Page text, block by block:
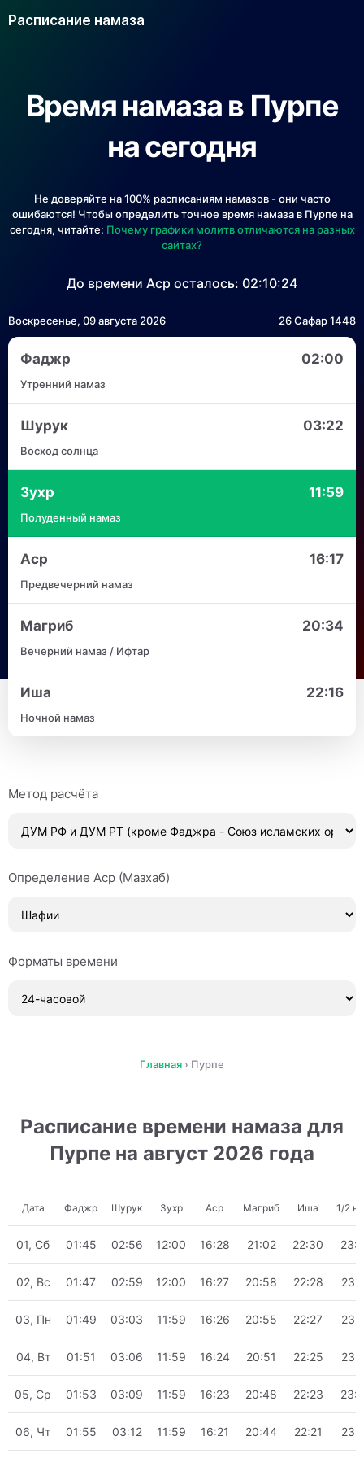
Расписание намаза
Время намаза в Пурпе
на сегодня
Не доверяйте на 100% расписаниям намазов - они часто
ошибаются! Чтобы определить точное время намаза в Пурпе на
сегодня, читайте: Почему графики молитв отличаются на разных
сайтах?
До времени Аср осталось: 02:10:24
Воскресенье, 09 августа 2026 26 Сафар 1448
Фаджр 02:00
Утренний намаз
Шурук 03:22
Восход солнца
Зухр 11:59
Полуденный намаз
Аср 16:17
Предвечерний намаз
Магриб 20:34
Вечерний намаз / Ифтар
Иша 22:16
Ночной намаз
Метод расчёта
Определение Аср (Мазхаб)
Форматы времени
Главная › Пурпе
Расписание времени намаза для
Пурпе на август 2026 года
Дата Фаджр Шурук Зухр Аср Магриб Иша 1/2
01, Сб 01:45 02:56 12:00 16:28 21:02 22:30
02, Вс 01:47 02:59 12:00 16:27 20:58 22:28
03, Пн 01:49 03:03 11:59 16:26 20:55 22:27
04, Вт 01:51 03:06 11:59 16:24 20:51 22:25
05, Ср 01:53 03:09 11:59 16:23 20:48 22:23
06, Чт 01:55 03:12 11:59 16:21 20:44 22:21